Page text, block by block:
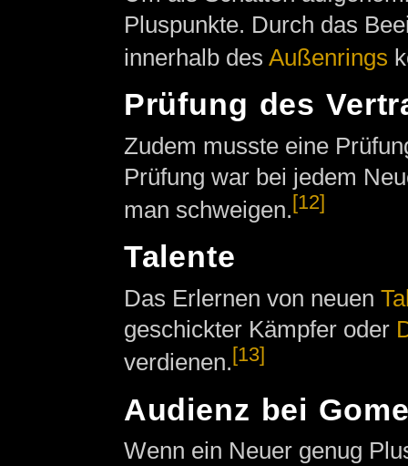
Pluspunkte. Durch das
innerhalb des Außenrings
Prüfung des
Zudem musste eine
Prüfung war bei jedem
man schweigen.[12]
Talente
Das Erlernen von neuen
geschickter Kämpfer oder
verdienen. [13]
Audienz bei
Wenn ein Neuer genug